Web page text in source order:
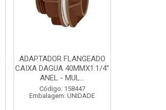
ADAPTADOR FLANGEADO
CAIXA DAGUA 40MMX1.1/4”
ANEL - MUL...
Código: 158447
Embalagem: UNIDADE